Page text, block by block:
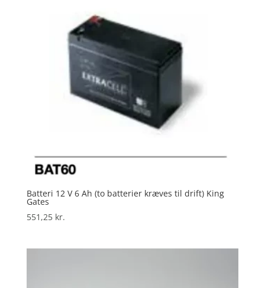
Batteri 12 V 6 Ah (to batterier kræves til drift) King
Gates
551,25 kr.